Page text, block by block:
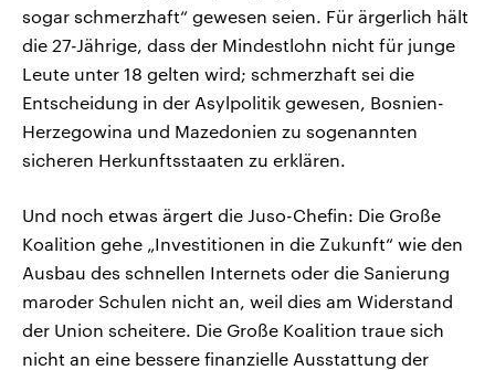
sogar schmerzhaft“ gewesen seien. Für ärgerlich hält
die 27-Jährige, dass der Mindestlohn nicht für junge
Leute unter 18 gelten wird; schmerzhaft sei die
Entscheidung in der Asylpolitik gewesen, Bosnien-
Herzegowina und Mazedonien zu sogenannten
sicheren Herkunftsstaaten zu erklären.
Und noch etwas ärgert die Juso-Chefin: Die Große
Koalition gehe „Investitionen in die Zukunft“ wie den
Ausbau des schnellen Internets oder die Sanierung
maroder Schulen nicht an, weil dies am Widerstand
der Union scheitere. Die Große Koalition traue sich
nicht an eine bessere finanzielle Ausstattung der